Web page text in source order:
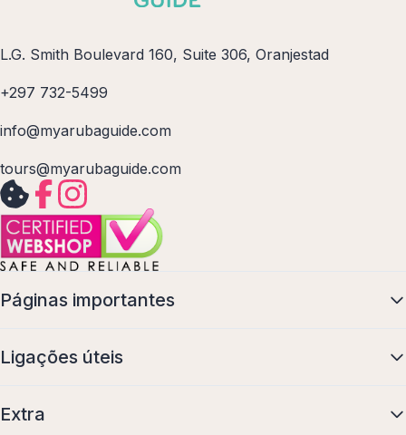
L.G. Smith Boulevard 160, Suite 306, Oranjestad
+297 732-5499
info@myarubaguide.com
tours@myarubaguide.com
Páginas importantes
Ligações úteis
Extra